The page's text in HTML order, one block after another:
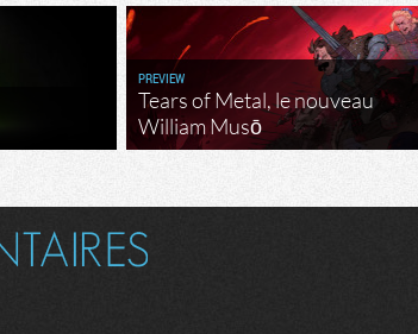
PREVIEW
Tears of Metal, le nouveau
William Musō